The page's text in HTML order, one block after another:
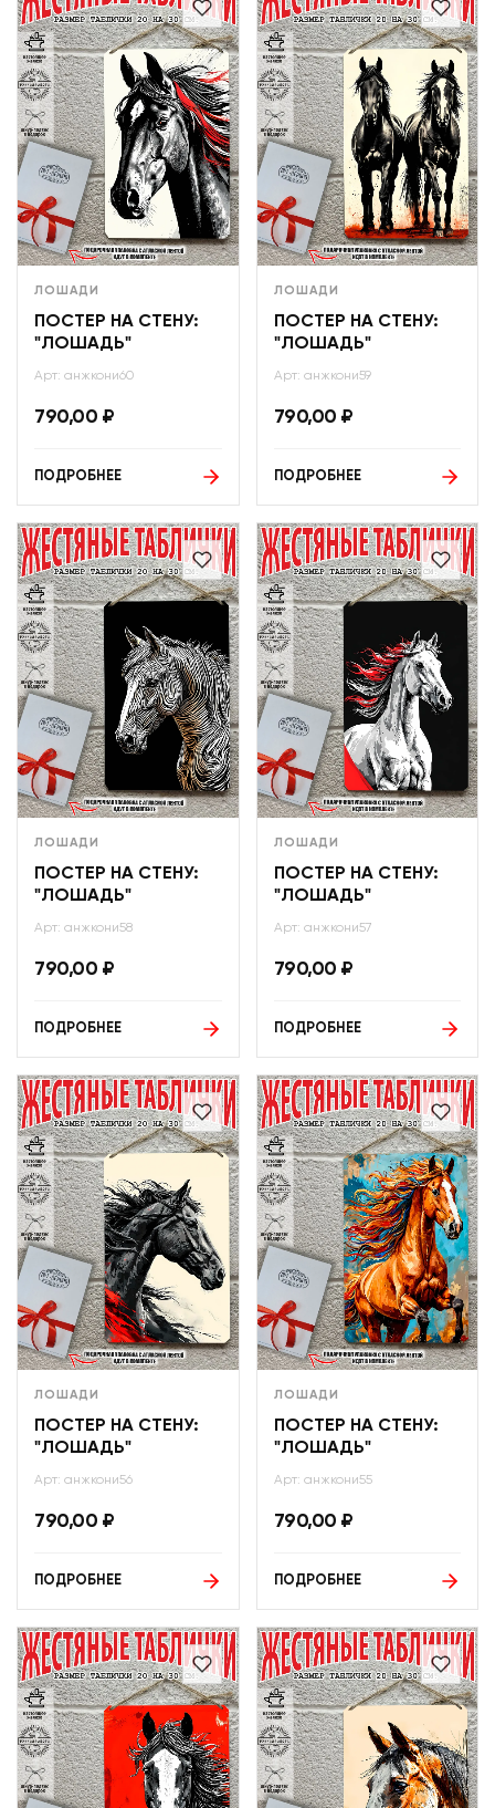
ЛОШАДИ
ПОСТЕР НА СТЕНУ:
"ЛОШАДЬ"
Арт: анжкони60
790,00 ₽
ПОДРОБНЕЕ
ЛОШАДИ
ПОСТЕР НА СТЕНУ:
"ЛОШАДЬ"
Арт: анжкони59
790,00 ₽
ПОДРОБНЕЕ
ЛОШАДИ
ПОСТЕР НА СТЕНУ:
"ЛОШАДЬ"
Арт: анжкони58
790,00 ₽
ПОДРОБНЕЕ
ЛОШАДИ
ПОСТЕР НА СТЕНУ:
"ЛОШАДЬ"
Арт: анжкони57
790,00 ₽
ПОДРОБНЕЕ
ЛОШАДИ
ПОСТЕР НА СТЕНУ:
"ЛОШАДЬ"
Арт: анжкони56
790,00 ₽
ПОДРОБНЕЕ
ЛОШАДИ
ПОСТЕР НА СТЕНУ:
"ЛОШАДЬ"
Арт: анжкони55
790,00 ₽
ПОДРОБНЕЕ